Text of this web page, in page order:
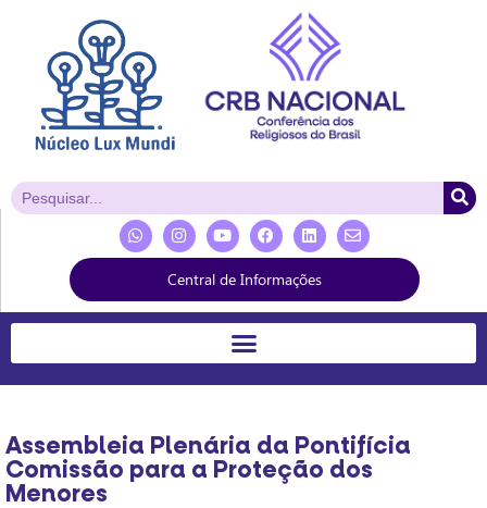
Central de Informações
Assembleia Plenária da Pontifícia
Comissão para a Proteção dos
Menores